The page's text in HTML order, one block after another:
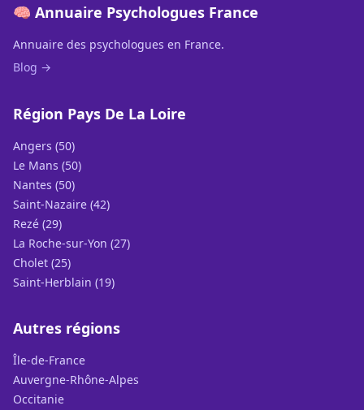
🧠 Annuaire Psychologues France
Annuaire des psychologues en France.
Blog →
Région Pays De La Loire
Angers (50)
Le Mans (50)
Nantes (50)
Saint-Nazaire (42)
Rezé (29)
La Roche-sur-Yon (27)
Cholet (25)
Saint-Herblain (19)
Autres régions
Île-de-France
Auvergne-Rhône-Alpes
Occitanie